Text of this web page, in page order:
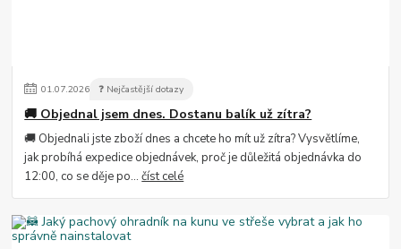
01.07.2026 ❓ Nejčastější dotazy
🚚 Objednal jsem dnes. Dostanu balík už zítra?
🚚 Objednali jste zboží dnes a chcete ho mít už zítra? Vysvětlíme,
jak probíhá expedice objednávek, proč je důležitá objednávka do
12:00, co se děje po...číst celé